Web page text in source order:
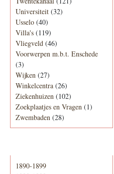
Universiteit (32)
Usselo (40)
Villa's (119)
Vliegveld (46)
Voorwerpen m.b.t. Enschede
(3)
Wijken (27)
Winkelcentra (26)
Ziekenhuizen (102)
Zoekplaatjes en Vragen (1)
Zwembaden (28)
1890-1899